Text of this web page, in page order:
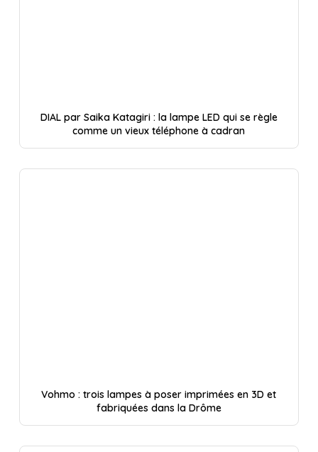
DIAL par Saika Katagiri : la lampe LED qui se règle
comme un vieux téléphone à cadran
Vohmo : trois lampes à poser imprimées en 3D et
fabriquées dans la Drôme